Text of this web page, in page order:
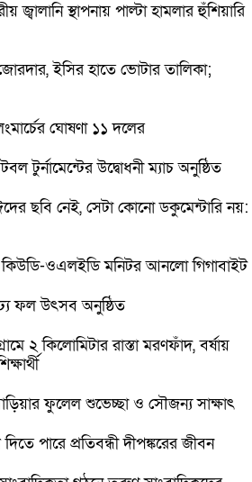
জ্বালানি স্থাপনায় পাল্টা হামলার হুঁশিয়ারি
জোরদার, ইসির হাতে ভোটার তালিকা;
ঘোষণা ১১ দলের
টুর্নামেন্টের উদ্বোধনী ম্যাচ অনুষ্ঠিত
ছবি নেই, সেটা কোনো ডকুমেন্টারি নয়:
কিউডি-ওএলইডি মনিটর আনলো গিগাবাইট
ফল উৎসব অনুষ্ঠিত
২ কিলোমিটার রাস্তা মরণফাঁদ, বর্ষায়
ফুলেল শুভেচ্ছা ও সৌজন্য সাক্ষাৎ
পারে প্রতিবন্ধী দীপঙ্করের জীবন